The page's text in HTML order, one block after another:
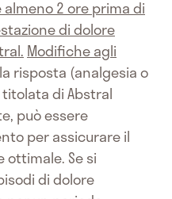
2 ore prima di
di dolore
Modifiche agli
risposta (analgesia o
di Abstral
può essere
per assicurare il
Se si
di dolore